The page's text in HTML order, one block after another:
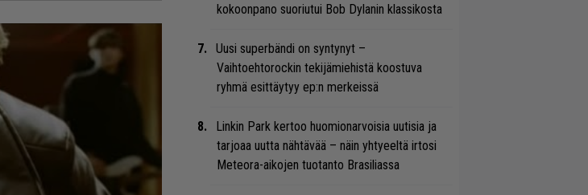
kokoonpano suoriutui Bob Dylanin klassikosta
Uusi superbändi on syntynyt –
Vaihtoehtorockin tekijämiehistä koostuva
ryhmä esittäytyy ep:n merkeissä
Linkin Park kertoo huomionarvoisia uutisia ja
tarjoaa uutta nähtävää – näin yhtyeeltä irtosi
Meteora-aikojen tuotanto Brasiliassa